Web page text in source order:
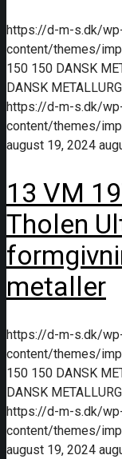
https://d-m-s.dk/
content/themes/
150 150 DANSK
DANSK
https://d-m-s.dk/
content/themes/
august 19, 2024
13 VM
Tholen
metaller
https://d-m-s.dk/
content/themes/
150 150 DANSK
DANSK
https://d-m-s.dk/
content/themes/
august 19, 2024